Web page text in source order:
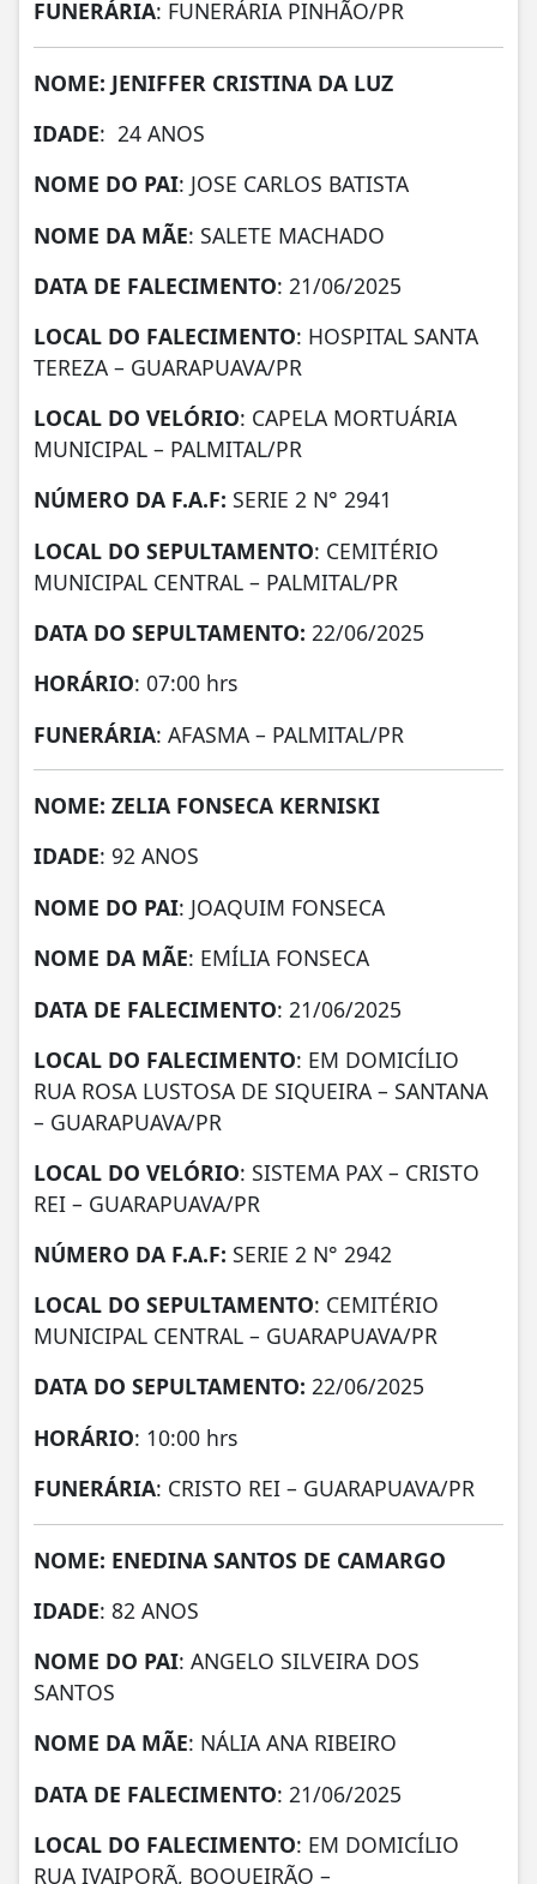
FUNERÁRIA: FUNERÁRIA PINHÃO/PR
NOME: JENIFFER CRISTINA DA LUZ
IDADE: 24 ANOS
NOME DO PAI: JOSE CARLOS BATISTA
NOME DA MÃE: SALETE MACHADO
DATA DE FALECIMENTO: 21/06/2025
LOCAL DO FALECIMENTO: HOSPITAL SANTA
TEREZA – GUARAPUAVA/PR
LOCAL DO VELÓRIO: CAPELA MORTUÁRIA
MUNICIPAL – PALMITAL/PR
NÚMERO DA F.A.F: SERIE 2 N° 2941
LOCAL DO SEPULTAMENTO: CEMITÉRIO
MUNICIPAL CENTRAL – PALMITAL/PR
DATA DO SEPULTAMENTO: 22/06/2025
HORÁRIO: 07:00 hrs
FUNERÁRIA: AFASMA – PALMITAL/PR
NOME: ZELIA FONSECA KERNISKI
IDADE: 92 ANOS
NOME DO PAI: JOAQUIM FONSECA
NOME DA MÃE: EMÍLIA FONSECA
DATA DE FALECIMENTO: 21/06/2025
LOCAL DO FALECIMENTO: EM DOMICÍLIO
RUA ROSA LUSTOSA DE SIQUEIRA – SANTANA
– GUARAPUAVA/PR
LOCAL DO VELÓRIO: SISTEMA PAX – CRISTO
REI – GUARAPUAVA/PR
NÚMERO DA F.A.F: SERIE 2 N° 2942
LOCAL DO SEPULTAMENTO: CEMITÉRIO
MUNICIPAL CENTRAL – GUARAPUAVA/PR
DATA DO SEPULTAMENTO: 22/06/2025
HORÁRIO: 10:00 hrs
FUNERÁRIA: CRISTO REI – GUARAPUAVA/PR
NOME: ENEDINA SANTOS DE CAMARGO
IDADE: 82 ANOS
NOME DO PAI: ANGELO SILVEIRA DOS
SANTOS
NOME DA MÃE: NÁLIA ANA RIBEIRO
DATA DE FALECIMENTO: 21/06/2025
LOCAL DO FALECIMENTO: EM DOMICÍLIO
RUA IVAIPORÃ, BOQUEIRÃO –